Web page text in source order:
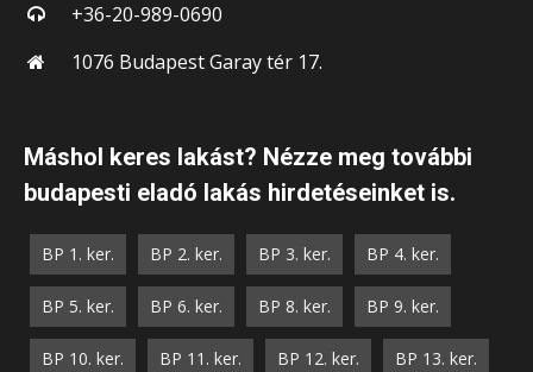
+36-20-989-0690
1076 Budapest Garay tér 17.
Máshol keres lakást? Nézze meg további
budapesti eladó lakás hirdetéseinket is.
BP 1. ker. BP 2. ker. BP 3. ker. BP 4. ker.
BP 5. ker. BP 6. ker. BP 8. ker. BP 9. ker.
BP 10. ker. BP 11. ker. BP 12. ker. BP 13. ker.